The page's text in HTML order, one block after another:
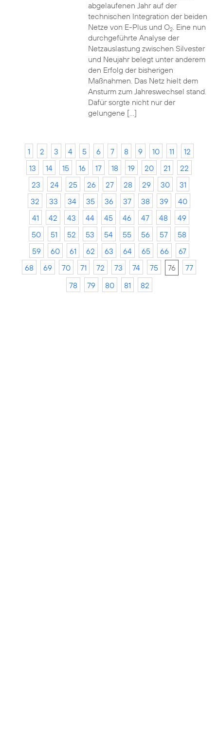
abgelaufenen Jahr auf der
technischen Integration der beiden
Netze von E-Plus und O2. Eine nun
durchgeführte Analyse der
Netzauslastung zwischen Silvester
und Neujahr belegt unter anderem
den Erfolg der bisherigen
Maßnahmen. Das Netz hielt dem
Ansturm zum Jahreswechsel stand.
Dafür sorgte nicht nur der
gelungene […]
1 2 3 4 5 6 7 8 9 10 11
12
13
14 15 16 17 18 19 20 21
22
23
24 25 26 27 28 29 30
31
32
33 34 35 36 37 38 39
40
41
42 43 44 45 46 47 48
49
50
51 52 53 54 55 56 57
58
59
60 61 62 63 64 65 66
67
68
69 70 71 72 73 74 75 76
77
78
79 80 81 82